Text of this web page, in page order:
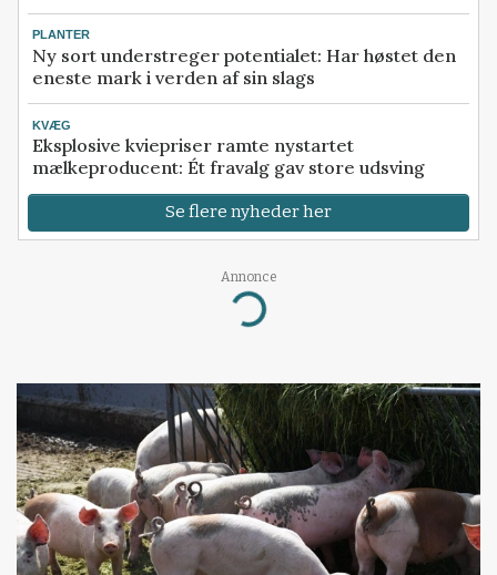
PLANTER
Ny sort understreger potentialet: Har høstet den
eneste mark i verden af sin slags
KVÆG
Eksplosive kviepriser ramte nystartet
mælkeproducent: Ét fravalg gav store udsving
Se flere nyheder her
Annonce
Loading...